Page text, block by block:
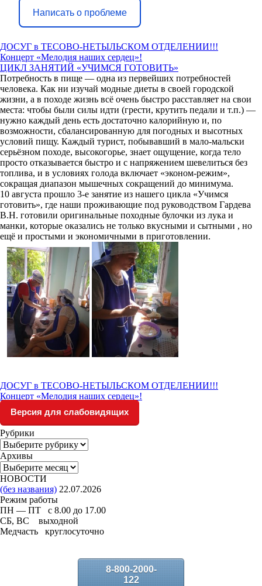
Написать о проблеме
ДОСУГ в ТЕСОВО-НЕТЫЛЬСКОМ ОТДЕЛЕНИИ!!!
Концерт «Мелодия наших сердец»!
ЦИКЛ ЗАНЯТИЙ «УЧИМСЯ ГОТОВИТЬ»
Потребность в пище — одна из первейших потребностей
человека. Как ни изучай модные диеты в своей городской
жизни, а в походе жизнь всё очень быстро расставляет на свои
места: чтобы были силы идти (грести, крутить педали и т.п.) —
нужно каждый день есть достаточно калорийную и, по
возможности, сбалансированную для погодных и высотных
условий пищу. Каждый турист, побывавший в мало-мальски
серьёзном походе, высокогорье, знает ощущение, когда тело
просто отказывается быстро и с напряжением шевелиться без
топлива, и в условиях голода включает «эконом-режим»,
сокращая диапазон мышечных сокращений до минимума.
10 августа прошло 3-е занятие из нашего цикла «Учимся
готовить», где наши проживающие под руководством Гардева
В.Н. готовили оригинальные походные булочки из лука и
манки, которые оказались не только вкусными и сытными , но
ещё и простыми и экономичными в приготовлении.
ДОСУГ в ТЕСОВО-НЕТЫЛЬСКОМ ОТДЕЛЕНИИ!!!
Концерт «Мелодия наших сердец»!
Версия для слабовидящих
Рубрики
Рубрики
Архивы
Архивы
НОВОСТИ
(без названия) 22.07.2026
Режим работы
ПН — ПТ с 8.00 до 17.00
СБ, ВС выходной
Медчасть круглосуточно
8-800-2000-
122